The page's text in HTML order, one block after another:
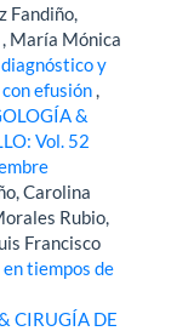
Fandiño,
María Mónica
y
efusión,
&
Vol. 52
Carolina
Rubio,
Francisco
tiempos de
CIRUGÍA DE